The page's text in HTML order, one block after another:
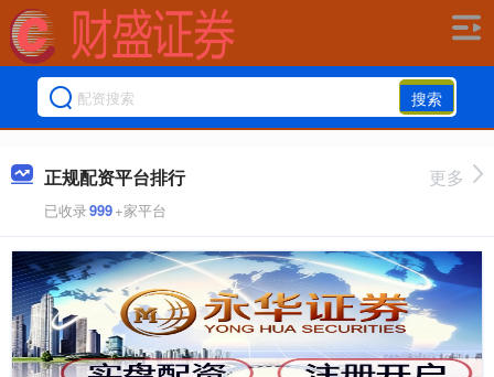
搜索
正规配资平台排行
已收录999+家平台
更多